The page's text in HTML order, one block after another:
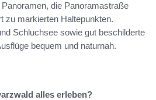
die Panoramastraße
zu markierten Haltepunkten.
Schluchsee sowie gut beschilderte
bequem und naturnah.
alles erleben?